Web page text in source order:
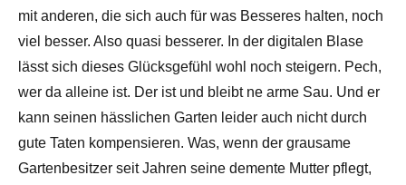
mit anderen, die sich auch für was Besseres halten, noch
viel besser. Also quasi besserer. In der digitalen Blase
lässt sich dieses Glücksgefühl wohl noch steigern. Pech,
wer da alleine ist. Der ist und bleibt ne arme Sau. Und er
kann seinen hässlichen Garten leider auch nicht durch
gute Taten kompensieren. Was, wenn der grausame
Gartenbesitzer seit Jahren seine demente Mutter pflegt,